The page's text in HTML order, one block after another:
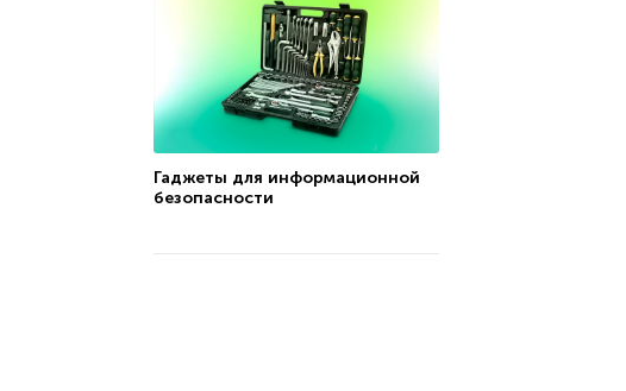
Гаджеты для информационной
безопасности